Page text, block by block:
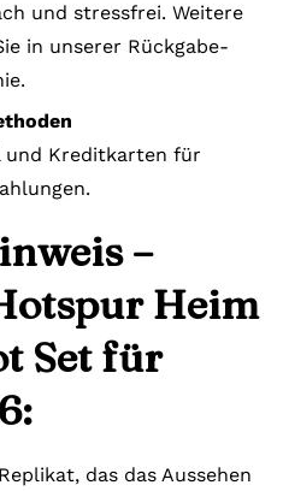
und stressfrei. Weitere
in unserer Rückgabe-
und Kreditkarten für
–
Heim
Set für
das das Aussehen